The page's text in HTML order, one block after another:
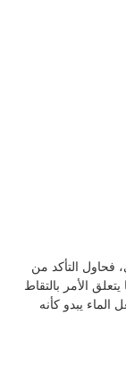
فحاول التأكد من
الأمر بالتقاط
الماء يبدو كأنه